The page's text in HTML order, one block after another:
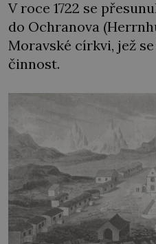
V roce 1722 se
do Ochranova
Moravské církvi, jež
činnost.